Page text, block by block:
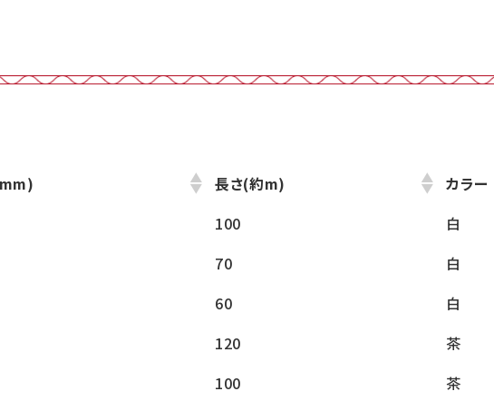
長さ(約m) カラー
100
白
70
白
60
白
120
茶
100
茶